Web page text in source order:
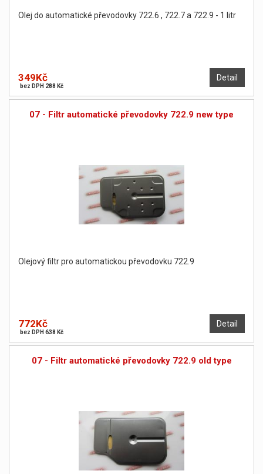
Olej do automatické převodovky 722.6 , 722.7 a 722.9 - 1 litr
Detail
349Kč
bez DPH 288 Kč
07 - Filtr automatické převodovky 722.9 new type
Olejový filtr pro automatickou převodovku 722.9
Detail
772Kč
bez DPH 638 Kč
07 - Filtr automatické převodovky 722.9 old type